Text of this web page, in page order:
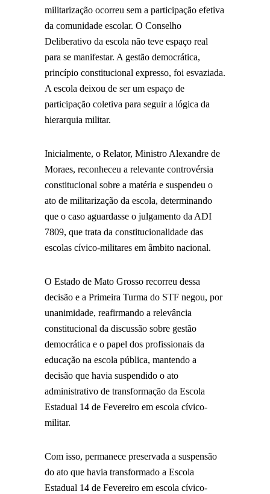
militarização ocorreu sem a participação efetiva
da comunidade escolar. O Conselho
Deliberativo da escola não teve espaço real
para se manifestar. A gestão democrática,
princípio constitucional expresso, foi esvaziada.
A escola deixou de ser um espaço de
participação coletiva para seguir a lógica da
hierarquia militar.
Inicialmente, o Relator, Ministro Alexandre de
Moraes, reconheceu a relevante controvérsia
constitucional sobre a matéria e suspendeu o
ato de militarização da escola, determinando
que o caso aguardasse o julgamento da ADI
7809, que trata da constitucionalidade das
escolas cívico-militares em âmbito nacional.
O Estado de Mato Grosso recorreu dessa
decisão e a Primeira Turma do STF negou, por
unanimidade, reafirmando a relevância
constitucional da discussão sobre gestão
democrática e o papel dos profissionais da
educação na escola pública, mantendo a
decisão que havia suspendido o ato
administrativo de transformação da Escola
Estadual 14 de Fevereiro em escola cívico-
militar.
Com isso, permanece preservada a suspensão
do ato que havia transformado a Escola
Estadual 14 de Fevereiro em escola cívico-